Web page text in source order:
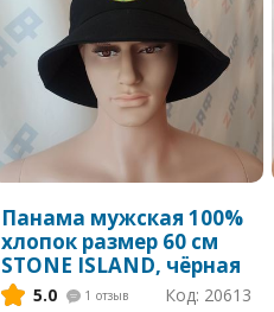
Панама мужская 100%
хлопок размер 60 см
STONE ISLAND, чёрная
5.0 1 отзыв Код: 20613